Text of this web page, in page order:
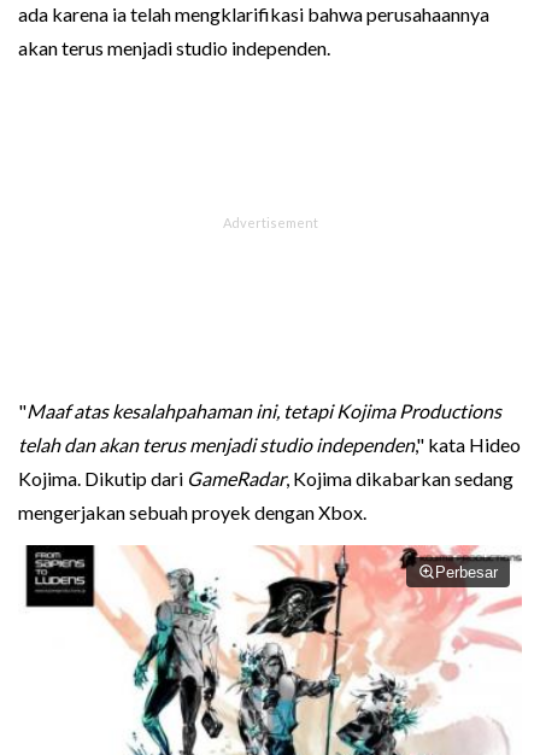
ada karena ia telah mengklarifikasi bahwa perusahaannya
akan terus menjadi studio independen.
"Maaf atas kesalahpahaman ini, tetapi Kojima Productions
telah dan akan terus menjadi studio independen," kata Hideo
Kojima. Dikutip dari GameRadar, Kojima dikabarkan sedang
mengerjakan sebuah proyek dengan Xbox.
Perbesar